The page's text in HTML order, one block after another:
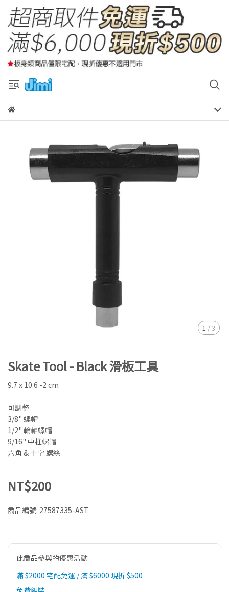
1 /3
Skate Tool - Black 滑板工具
9.7 x 10.6 -2 cm
可調整
3/8" 螺帽
1/2" 輪軸螺帽
9/16" 中柱螺帽
六角 & 十字 螺絲
NT$200
商品編號: 27587335-AST
此商品參與的優惠活動
滿 $2000 宅配免運 / 滿 $6000 現折 $500